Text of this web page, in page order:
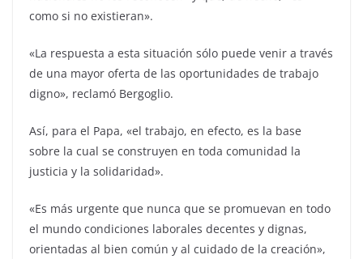
como si no existieran».
«La respuesta a esta situación sólo puede venir a través
de una mayor oferta de las oportunidades de trabajo
digno», reclamó Bergoglio.
Así, para el Papa, «el trabajo, en efecto, es la base
sobre la cual se construyen en toda comunidad la
justicia y la solidaridad».
«Es más urgente que nunca que se promuevan en todo
el mundo condiciones laborales decentes y dignas,
orientadas al bien común y al cuidado de la creación»,